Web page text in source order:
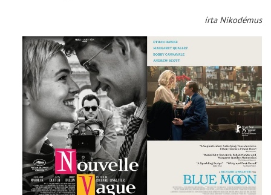
írta Nikodémus